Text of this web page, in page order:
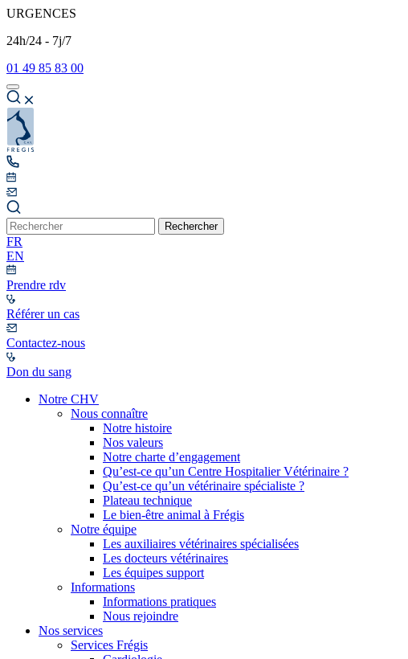
URGENCES
24h/24 - 7j/7
01 49 85 83 00
Rechercher
FR
EN
Prendre rdv
Référer un cas
Contactez-nous
Don du sang
Notre CHV
Nous connaître
Notre histoire
Nos valeurs
Notre charte d’engagement
Qu’est-ce qu’un Centre Hospitalier Vétérinaire ?
Qu’est-ce qu’un vétérinaire spécialiste ?
Plateau technique
Le bien-être animal à Frégis
Notre équipe
Les auxiliaires vétérinaires spécialisées
Les docteurs vétérinaires
Les équipes support
Informations
Informations pratiques
Nous rejoindre
Nos services
Services Frégis